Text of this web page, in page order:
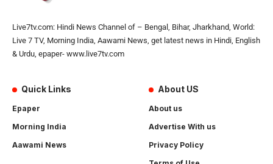
Live7tv.com: Hindi News Channel of – Bengal, Bihar, Jharkhand, World:
Live 7 TV, Morning India, Aawami News, get latest news in Hindi, English
& Urdu, epaper- www.live7tv.com
Quick Links
Epaper
Morning India
Aawami News
About US
About us
Advertise With us
Privacy Policy